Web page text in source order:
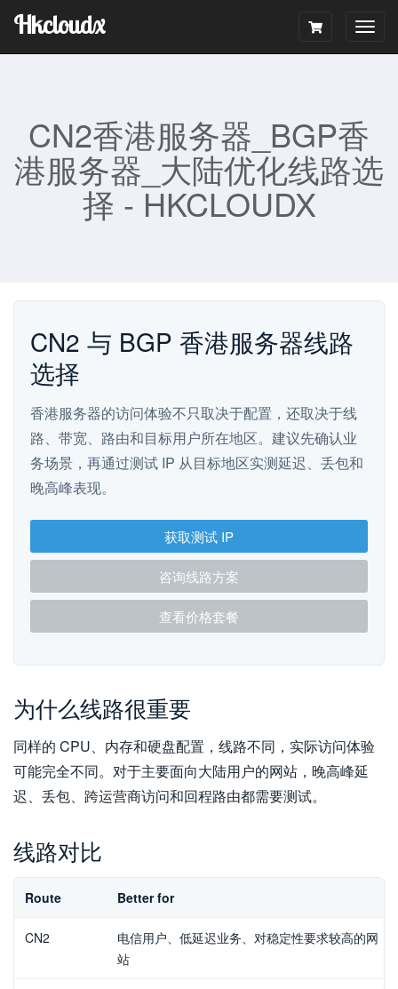
Hkcloudx
CN2香港服务器_BGP香
港服务器_大陆优化线路选
择 - HKCLOUDX
CN2 与 BGP 香港服务器线路
选择
香港服务器的访问体验不只取决于配置，还取决于线
路、带宽、路由和目标用户所在地区。建议先确认业
务场景，再通过测试 IP 从目标地区实测延迟、丢包和
晚高峰表现。
获取测试 IP
咨询线路方案
查看价格套餐
为什么线路很重要
同样的 CPU、内存和硬盘配置，线路不同，实际访问体验
可能完全不同。对于主要面向大陆用户的网站，晚高峰延
迟、丢包、跨运营商访问和回程路由都需要测试。
线路对比
Route Better for
CN2
电信用户、低延迟业务、对稳定性要求较高的网
站